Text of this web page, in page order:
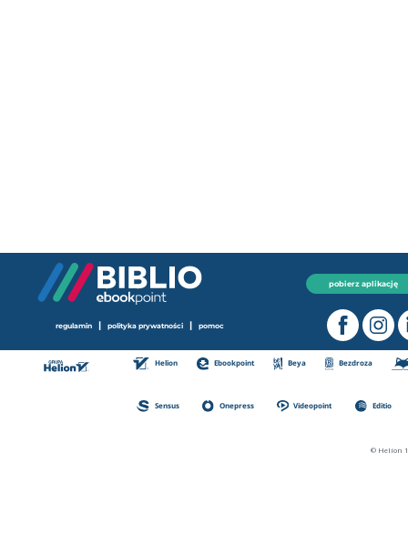
pobierz aplikację
regulamin | polityka prywatności | pomoc
Helion Ebookpoint Beya Bezdroza
Sensus Onepress Videopoint Editio
© Helion